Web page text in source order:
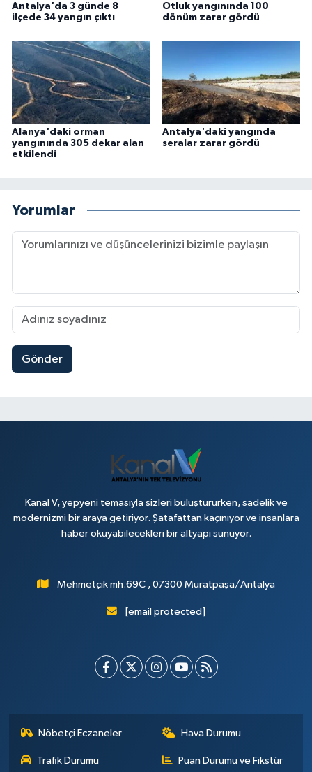
Antalya'da 3 günde 8
ilçede 34 yangın çıktı
Otluk yangınında 100
dönüm zarar gördü
Alanya'daki orman
yangınında 305 dekar alan
etkilendi
Antalya'daki yangında
seralar zarar gördü
Yorumlar
Gönder
Kanal V, yepyeni temasıyla sizleri buluştururken, sadelik ve
modernizmi bir araya getiriyor. Şatafattan kaçınıyor ve insanlara
haber okuyabilecekleri bir altyapı sunuyor.
Mehmetçik mh.69C , 07300 Muratpaşa/Antalya
[email protected]
Nöbetçi Eczaneler Hava Durumu
Trafik Durumu Puan Durumu ve Fikstür